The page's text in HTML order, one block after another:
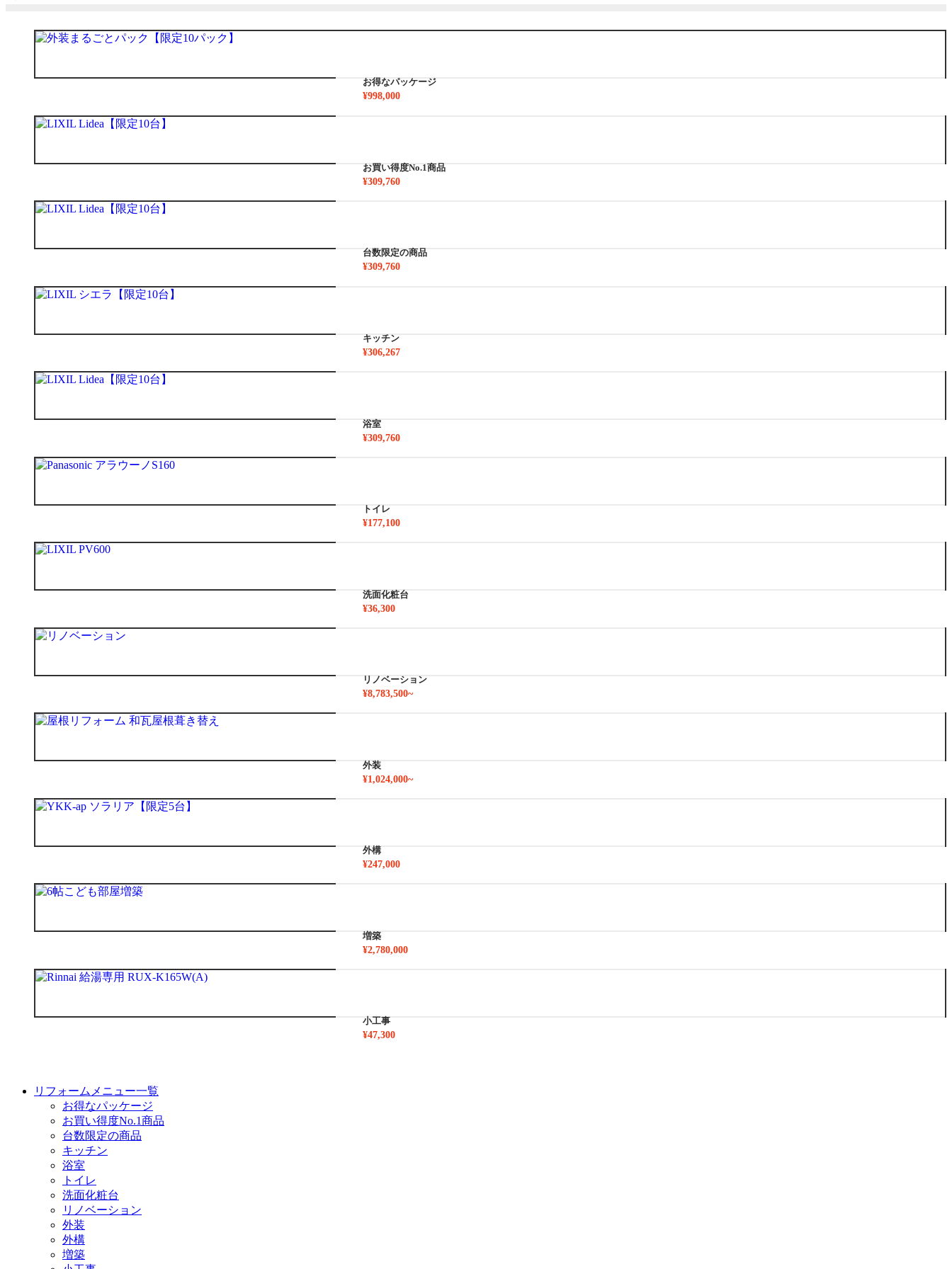
お得なパッケージ
¥998,000
お買い得度No.1商品
¥309,760
台数限定の商品
¥309,760
キッチン
¥306,267
浴室
¥309,760
トイレ
¥177,100
洗面化粧台
¥36,300
リノベーション
¥8,783,500~
外装
¥1,024,000~
外構
¥247,000
増築
¥2,780,000
小工事
¥47,300
リフォームメニュー一覧
お得なパッケージ
お買い得度No.1商品
台数限定の商品
キッチン
浴室
トイレ
洗面化粧台
リノベーション
外装
外構
増築